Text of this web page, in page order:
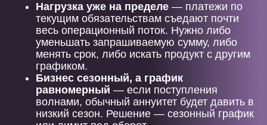
Нагрузка уже на пределе — платежи по
текущим обязательствам съедают почти
весь операционный поток. Нужно либо
уменьшать запрашиваемую сумму, либо
менять срок, либо искать продукт с другим
графиком.
Бизнес сезонный, а график
равномерный — если поступления
волнами, обычный аннуитет будет давить в
низкий сезон. Решение — сезонный график